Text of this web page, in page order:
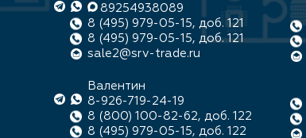
89254938089
8 (495) 979-05-15, доб. 121
8 (495) 979-05-15, доб. 121
sale2@srv-trade.ru
Валентин
8-926-719-24-19
8 (800) 100-82-62, доб. 122
8 (495) 979-05-15, доб. 122